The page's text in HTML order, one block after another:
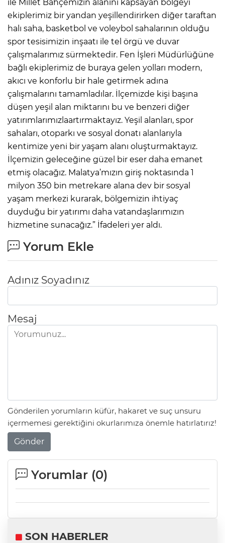
ile Millet Bahçemizin alanını kapsayan bölgeyi
ekiplerimiz bir yandan yeşillendirirken diğer taraftan
halı saha, basketbol ve voleybol sahalarının olduğu
spor tesisimizin inşaatı ile tel örgü ve duvar
çalışmalarımız sürmektedir. Fen İşleri Müdürlüğüne
bağlı ekiplerimiz de buraya gelen yolları modern,
akıcı ve konforlu bir hale getirmek adına
çalışmalarını tamamladılar. İlçemizde kişi başına
düşen yeşil alan miktarını bu ve benzeri diğer
yatırımlarımızlaartırmaktayız. Yeşil alanları, spor
sahaları, otoparkı ve sosyal donatı alanlarıyla
kentimize yeni bir yaşam alanı oluşturmaktayız.
İlçemizin geleceğine güzel bir eser daha emanet
etmiş olacağız. Malatya’mızın giriş noktasında 1
milyon 350 bin metrekare alana dev bir sosyal
yaşam merkezi kurarak, bölgemizin ihtiyaç
duyduğu bir yatırımı daha vatandaşlarımızın
hizmetine sunacağız.” İfadeleri yer aldı.
Yorum Ekle
Adınız Soyadınız
Mesaj
Gönderilen yorumların küfür, hakaret ve suç unsuru
içermemesi gerektiğini okurlarımıza önemle hatırlatırız!
Gönder
Yorumlar (0)
SON HABERLER